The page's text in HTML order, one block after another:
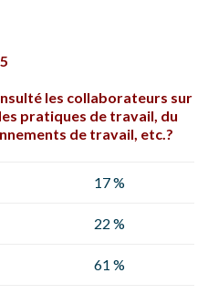
5
les collaborateurs sur
pratiques de travail, du
de travail, etc.?
17 %
22 %
61 %